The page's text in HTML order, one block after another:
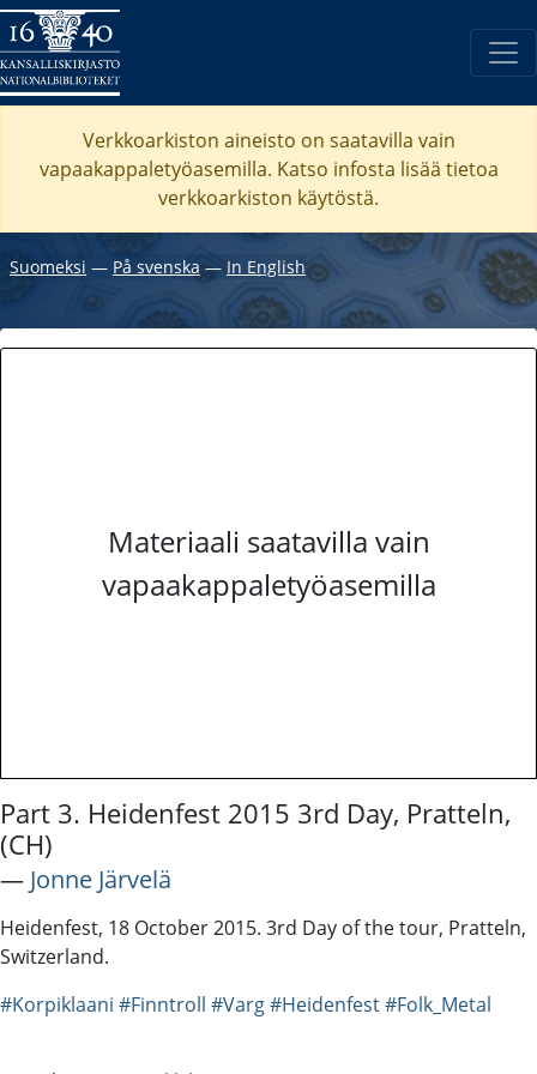
Verkkoarkiston aineisto on saatavilla vain
vapaakappaletyöasemilla. Katso infosta lisää tietoa
verkkoarkiston käytöstä.
Suomeksi ― På svenska― In English
Materiaali saatavilla vain
vapaakappaletyöasemilla
Part 3. Heidenfest 2015 3rd Day, Pratteln,
(CH)
― Jonne Järvelä
Heidenfest, 18 October 2015. 3rd Day of the tour, Pratteln,
Switzerland.
#Korpiklaani #Finntroll #Varg#Heidenfest#Folk_Metal